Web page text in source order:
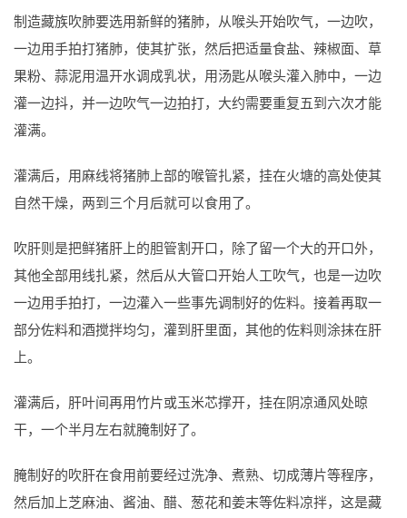
制造藏族吹肺要选用新鲜的猪肺，从喉头开始吹气，一边吹，
一边用手拍打猪肺，使其扩张，然后把适量食盐、辣椒面、草
果粉、蒜泥用温开水调成乳状，用汤匙从喉头灌入肺中，一边
灌一边抖，并一边吹气一边拍打，大约需要重复五到六次才能
灌满。
灌满后，用麻线将猪肺上部的喉管扎紧，挂在火塘的高处使其
自然干燥，两到三个月后就可以食用了。
吹肝则是把鲜猪肝上的胆管割开口，除了留一个大的开口外，
其他全部用线扎紧，然后从大管口开始人工吹气，也是一边吹
一边用手拍打，一边灌入一些事先调制好的佐料。接着再取一
部分佐料和酒搅拌均匀，灌到肝里面，其他的佐料则涂抹在肝
上。
灌满后，肝叶间再用竹片或玉米芯撑开，挂在阴凉通风处晾
干，一个半月左右就腌制好了。
腌制好的吹肝在食用前要经过洗净、煮熟、切成薄片等程序，
然后加上芝麻油、酱油、醋、葱花和姜末等佐料凉拌，这是藏